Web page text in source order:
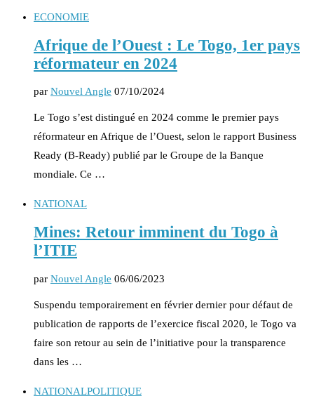
ECONOMIE
Afrique de l’Ouest : Le Togo, 1er pays
réformateur en 2024
par Nouvel Angle 07/10/2024
Le Togo s’est distingué en 2024 comme le premier pays
réformateur en Afrique de l’Ouest, selon le rapport Business
Ready (B-Ready) publié par le Groupe de la Banque
mondiale. Ce …
NATIONAL
Mines: Retour imminent du Togo à
l’ITIE
par Nouvel Angle 06/06/2023
Suspendu temporairement en février dernier pour défaut de
publication de rapports de l’exercice fiscal 2020, le Togo va
faire son retour au sein de l’initiative pour la transparence
dans les …
NATIONALPOLITIQUE